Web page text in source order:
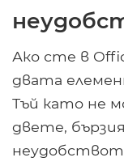
Ако сте в
двата
Тъй като не
двете,